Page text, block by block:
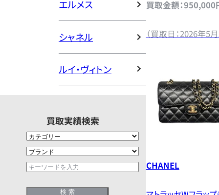
エルメス
シャネル
ルイ・ヴィトン
買取実績検索
買取金額：950,000
（買取日：2026年5
CHANEL